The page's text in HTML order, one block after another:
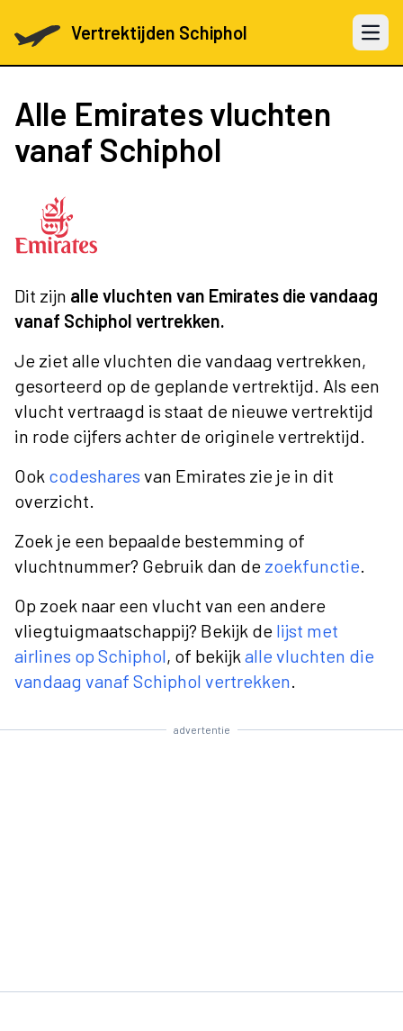
Vertrektijden Schiphol Open
Alle Emirates vluchten
vanaf Schiphol
Dit zijn alle vluchten van Emirates die vandaag
vanaf Schiphol vertrekken.
Je ziet alle vluchten die vandaag vertrekken,
gesorteerd op de geplande vertrektijd. Als een
vlucht vertraagd is staat de nieuwe vertrektijd
in rode cijfers achter de originele vertrektijd.
Ook codeshares van Emirates zie je in dit
overzicht.
Zoek je een bepaalde bestemming of
vluchtnummer? Gebruik dan de zoekfunctie.
Op zoek naar een vlucht van een andere
vliegtuigmaatschappij? Bekijk de lijst met
airlines op Schiphol, of bekijk alle vluchten die
vandaag vanaf Schiphol vertrekken.
advertentie